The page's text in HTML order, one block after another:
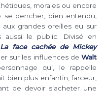
morales ou encore
se pencher, bien entendu,
grandes oreilles eu sur
aussi le public. Divisé en
La face cachée de Mickey
sur les influences de Walt
qui, le rappelle
bien plus enfantin, farceur,
de devoir s’acheter une